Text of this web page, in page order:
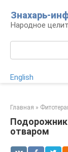
контенту
Знахарь-
Народное
English
Главная »
Подорожник
отваром